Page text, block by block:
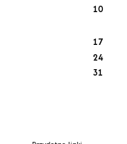
10
17
24
31